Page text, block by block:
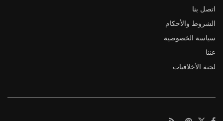
اتصل بنا
الشروط والأحكام
سياسة الخصوصية
عننا
لجنة الأخلاقيات